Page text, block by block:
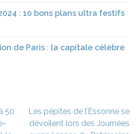
: 10 bons plans ultra festifs
de Paris : la capitale célèbre
50
Les pépites de l’Essonne se
dévoilent lors des Journées